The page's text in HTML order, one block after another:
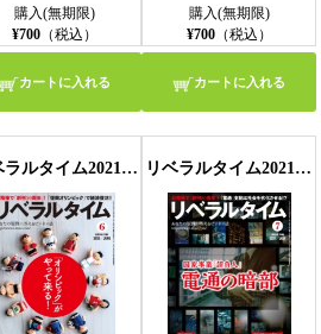
購入(無期限)
¥700（税込）
カートに入れる
購入(無期限)
¥700（税込）
カートに入れる
リベラルタイム2021年6月号 リベラルタイム2021年7月号